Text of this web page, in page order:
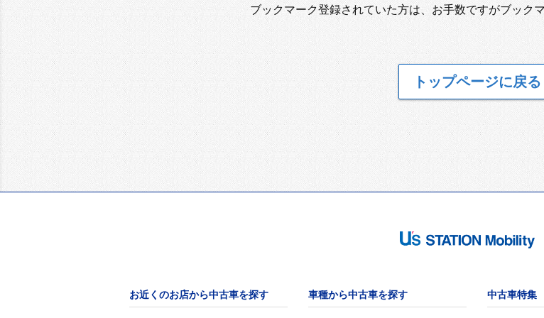
ブックマーク登録されていた方は、お手数ですがブック
トップページに戻る
お近くのお店から中古車を探す 車種から中古車を探す 中古車特集